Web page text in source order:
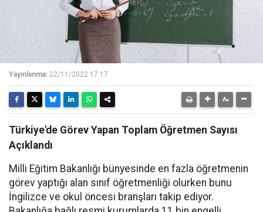
Yayınlanma: 22/11/2022 17:17
Türkiye'de Görev Yapan Toplam Öğretmen Sayısı
Açıklandı
Milli Eğitim Bakanlığı bünyesinde en fazla öğretmenin
görev yaptığı alan sınıf öğretmenliği olurken bunu
İngilizce ve okul öncesi branşları takip ediyor.